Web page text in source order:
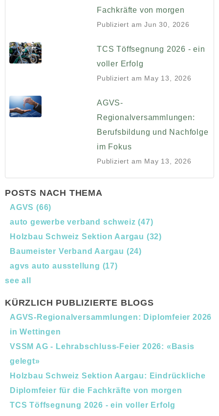
Fachkräfte von morgen
Publiziert am Jun 30, 2026
TCS Töffsegnung 2026 - ein
voller Erfolg
Publiziert am May 13, 2026
AGVS-
Regionalversammlungen:
Berufsbildung und Nachfolge
im Fokus
Publiziert am May 13, 2026
POSTS NACH THEMA
AGVS (66)
auto gewerbe verband schweiz(47)
Holzbau Schweiz Sektion Aargau (32)
Baumeister Verband Aargau (24)
agvs auto ausstellung (17)
see all
KÜRZLICH PUBLIZIERTE BLOGS
AGVS-Regionalversammlungen: Diplomfeier 2026
in Wettingen
VSSM AG - Lehrabschluss-Feier 2026: «Basis
gelegt»
Holzbau Schweiz Sektion Aargau: Eindrückliche
Diplomfeier für die Fachkräfte von morgen
TCS Töffsegnung 2026 - ein voller Erfolg